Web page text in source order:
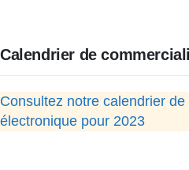
Calendrier de
Consultez notre calendrier
électronique pour 2023